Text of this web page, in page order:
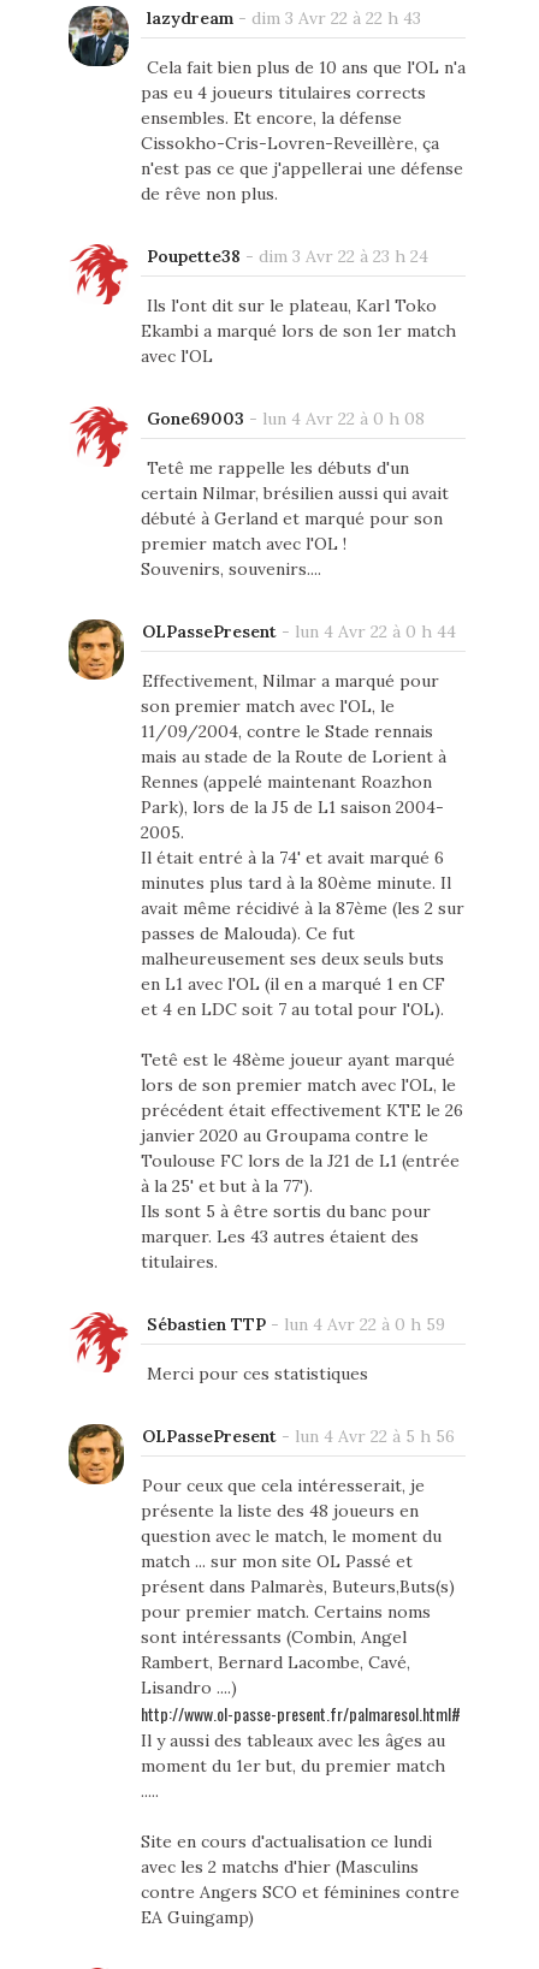
lazydream- dim 3 Avr 22 à 22 h 43
Cela fait bien plus de 10 ans que l'OL n'a
pas eu 4 joueurs titulaires corrects
ensembles. Et encore, la défense
Cissokho-Cris-Lovren-Reveillère, ça
n'est pas ce que j'appellerai une défense
de rêve non plus.
Poupette38 - dim 3 Avr 22 à 23 h 24
Ils l'ont dit sur le plateau, Karl Toko
Ekambi a marqué lors de son 1er match
avec l'OL
Gone69003 - lun 4 Avr 22 à 0 h 08
Tetê me rappelle les débuts d'un
certain Nilmar, brésilien aussi qui avait
débuté à Gerland et marqué pour son
premier match avec l'OL !
Souvenirs, souvenirs....
OLPassePresent- lun 4 Avr 22 à 0 h 44
Effectivement, Nilmar a marqué pour
son premier match avec l'OL, le
11/09/2004, contre le Stade rennais
mais au stade de la Route de Lorient à
Rennes (appelé maintenant Roazhon
Park), lors de la J5 de L1 saison 2004-
2005.
Il était entré à la 74' et avait marqué 6
minutes plus tard à la 80ème minute. Il
avait même récidivé à la 87ème (les 2 sur
passes de Malouda). Ce fut
malheureusement ses deux seuls buts
en L1 avec l'OL (il en a marqué 1 en CF
et 4 en LDC soit 7 au total pour l'OL).
Tetê est le 48ème joueur ayant marqué
lors de son premier match avec l'OL, le
précédent était effectivement KTE le 26
janvier 2020 au Groupama contre le
Toulouse FC lors de la J21 de L1 (entrée
à la 25' et but à la 77').
Ils sont 5 à être sortis du banc pour
marquer. Les 43 autres étaient des
titulaires.
Sébastien TTP- lun 4 Avr 22 à 0 h 59
Merci pour ces statistiques
OLPassePresent- lun 4 Avr 22 à 5 h 56
Pour ceux que cela intéresserait, je
présente la liste des 48 joueurs en
question avec le match, le moment du
match ... sur mon site OL Passé et
présent dans Palmarès, Buteurs,Buts(s)
pour premier match. Certains noms
sont intéressants (Combin, Angel
Rambert, Bernard Lacombe, Cavé,
Lisandro ....)
http://www.ol-passe-present.fr/palmaresol.html#
Il y aussi des tableaux avec les âges au
moment du 1er but, du premier match
.....
Site en cours d'actualisation ce lundi
avec les 2 matchs d'hier (Masculins
contre Angers SCO et féminines contre
EA Guingamp)